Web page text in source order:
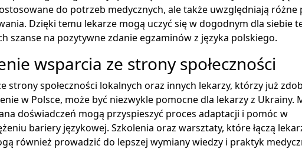
do potrzeb medycznych, ale także uwzględniają różne
Dzięki temu lekarze mogą uczyć się w dogodnym dla siebie
szanse na pozytywne zdanie egzaminów z języka polskiego.
wsparcia ze strony społeczności
strony społeczności lokalnych oraz innych lekarzy, którzy już
w Polsce, może być niezwykle pomocne dla lekarzy z Ukrainy.
doświadczeń mogą przyspieszyć proces adaptacji i pomóc w
bariery językowej. Szkolenia oraz warsztaty, które łączą
również prowadzić do lepszej wymiany wiedzy i praktyk